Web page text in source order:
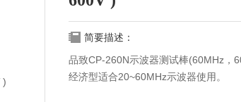
简要描述：
品致CP-260N示波器测试棒(60MHz，
经济型适合20~60MHz示波器使用。